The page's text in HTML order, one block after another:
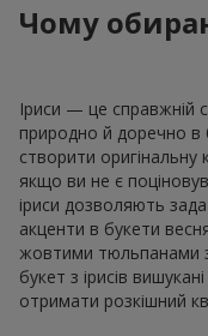
Чому
Іриси — це справжній
природно й доречно в
створити оригінальну
якщо ви не є
іриси дозволяють
акценти в букети
жовтими тюльпанами
букет з ірисів
отримати розкішний